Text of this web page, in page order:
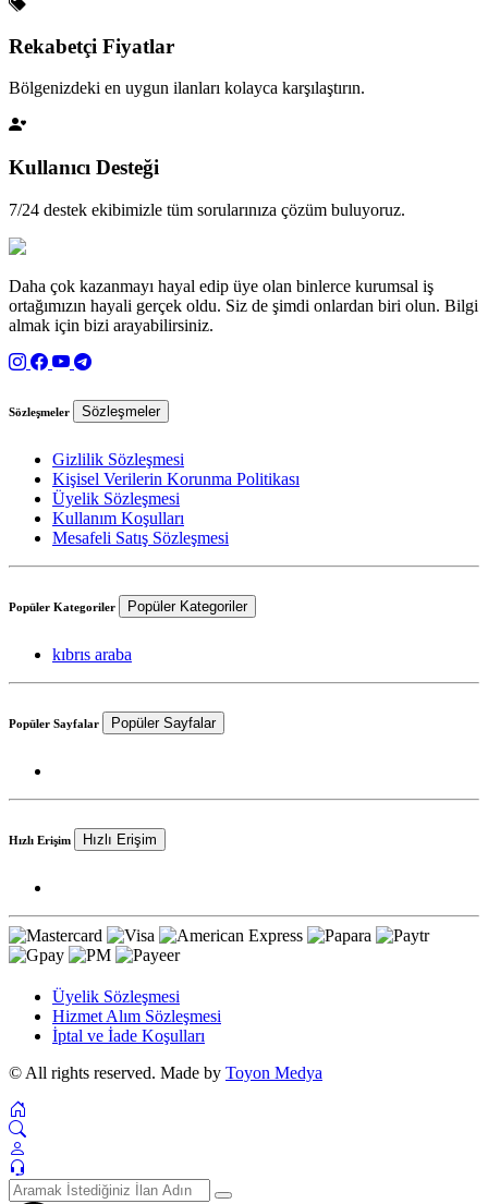
Rekabetçi Fiyatlar
Bölgenizdeki en uygun ilanları kolayca karşılaştırın.
Kullanıcı Desteği
7/24 destek ekibimizle tüm sorularınıza çözüm buluyoruz.
Daha çok kazanmayı hayal edip üye olan binlerce kurumsal iş
ortağımızın hayali gerçek oldu. Siz de şimdi onlardan biri olun. Bilgi
almak için bizi arayabilirsiniz.
Sözleşmeler Sözleşmeler
Gizlilik Sözleşmesi
Kişisel Verilerin Korunma Politikası
Üyelik Sözleşmesi
Kullanım Koşulları
Mesafeli Satış Sözleşmesi
Popüler Kategoriler Popüler Kategoriler
kıbrıs araba
Popüler Sayfalar Popüler Sayfalar
Hızlı Erişim Hızlı Erişim
Üyelik Sözleşmesi
Hizmet Alım Sözleşmesi
İptal ve İade Koşulları
© All rights reserved. Made by Toyon Medya